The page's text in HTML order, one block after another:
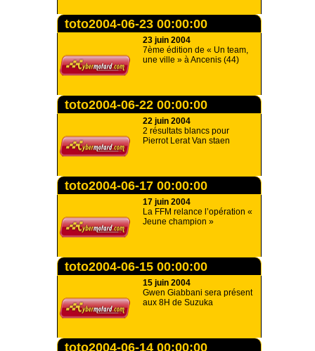
toto2004-06-23 00:00:00
23 juin 2004
7ème édition de « Un team,
une ville » à Ancenis (44)
toto2004-06-22 00:00:00
22 juin 2004
2 résultats blancs pour
Pierrot Lerat Van staen
toto2004-06-17 00:00:00
17 juin 2004
La FFM relance l’opération «
Jeune champion »
toto2004-06-15 00:00:00
15 juin 2004
Gwen Giabbani sera présent
aux 8H de Suzuka
toto2004-06-14 00:00:00